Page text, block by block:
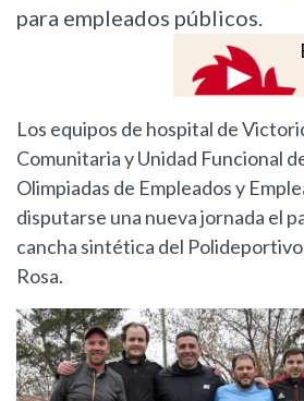
para empleados públicos.
Los equipos de hospital de
Comunitaria y Unidad Funcional
Olimpiadas de Empleados y
disputarse una nueva jornada el
cancha sintética del
Rosa.